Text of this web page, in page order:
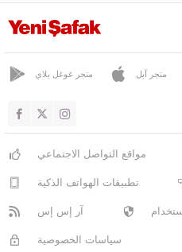
أونيه
عثمانية
صامسون
شانلي أورفا
سيرت
متجر غوغل بلاي متجر آبل
مواقع التواصل الاجتماعي
تطبيقات الهواتف الذكية
آر إس إس
سياسات الخصوصية